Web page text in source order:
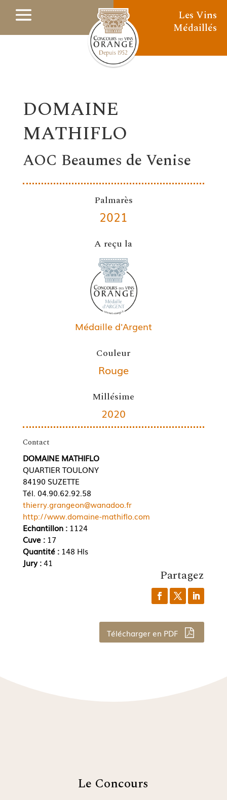
Les Vins
Médaillés
DOMAINE
MATHIFLO
AOC Beaumes de Venise
Palmarès
2021
A reçu la
Médaille d'Argent
Couleur
Rouge
Millésime
2020
Contact
DOMAINE MATHIFLO
QUARTIER TOULONY
84190 SUZETTE
Tél. 04.90.62.92.58
thierry.grangeon@wanadoo.fr
http://www.domaine-mathiflo.com
Echantillon :1124
Cuve : 17
Quantité : 148 Hls
Jury :41
Partagez
Télécharger en PDF
Le Concours